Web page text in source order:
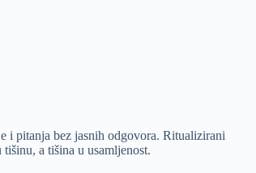
i pitanja bez jasnih odgovora. Ritualizirani
a tišina u usamljenost.